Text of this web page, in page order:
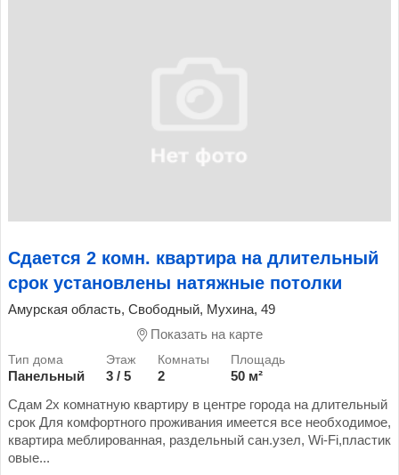
Сдается 2 комн. квартира на длительный
срок установлены натяжные потолки
Амурская область, Свободный, Мухина, 49
Показать на карте
Панельный 3 / 5 2
50 м²
Сдам 2х комнатную квартиру в центре города на длительный
срок Для комфортного проживания имеется все необходимое,
квартира меблированная, раздельный сан.узел, Wi-Fi,пластик
овые...